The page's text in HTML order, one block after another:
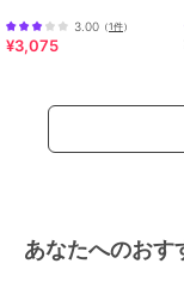
3.00 （1件）
¥3,075
あなたへのおす